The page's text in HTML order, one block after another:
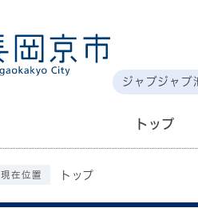
ジャブジャブ
トップ
現在位置 トップ